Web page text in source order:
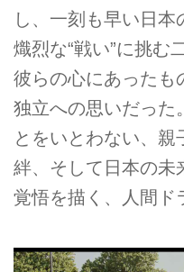
し、一刻も早い日
熾烈な“戦い”に挑む
彼らの心にあったも
独立への思いだった
とをいとわない、
絆、そして日本の未
覚悟を描く、人間ド